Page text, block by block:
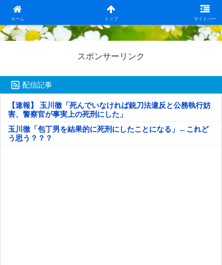
ホーム トップ サイドバー
日本第一！ニュース録
スポンサーリンク
配信記事
【速報】 玉川徹「死んでいなければ銃刀法違反と公務執行妨
害、警察官が事実上の死刑にした」
玉川徹「包丁男を結果的に死刑にしたことになる」←これど
う思う？？？